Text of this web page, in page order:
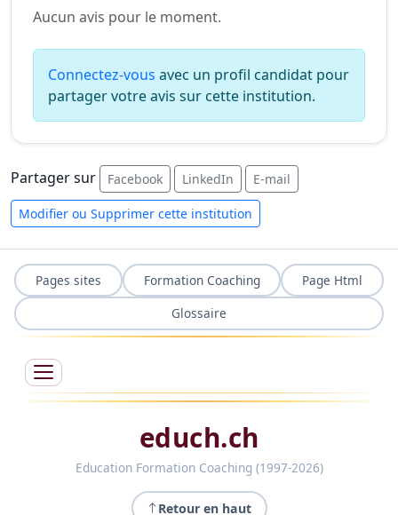
Aucun avis pour le moment.
Connectez-vous avec un profil candidat pour
partager votre avis sur cette institution.
Partager sur Facebook LinkedIn E-mail
Modifier ou Supprimer cette institution
Pages sites Formation Coaching
Page Html
Glossaire
educh.ch
Education Formation Coaching (1997-2026)
Retour en haut